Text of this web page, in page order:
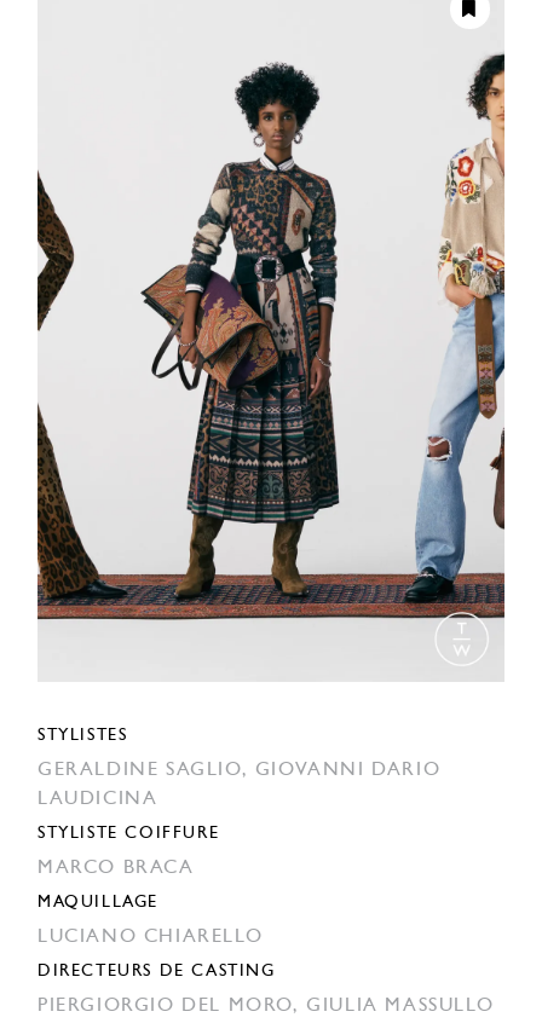
STYLISTES
GERALDINE SAGLIO, GIOVANNI DARIO
LAUDICINA
STYLISTE COIFFURE
MARCO BRACA
MAQUILLAGE
LUCIANO CHIARELLO
DIRECTEURS DE CASTING
PIERGIORGIO DEL MORO, GIULIA MASSULLO